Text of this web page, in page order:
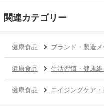
関連カテゴリー
健康食品 ブランド・製造
健康食品 生活習慣・健康
健康食品 エイジングケア